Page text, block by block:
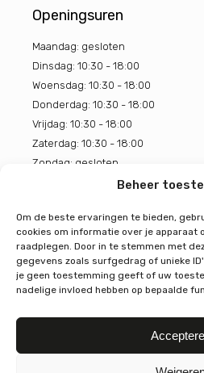
Beheer
Om de beste ervaringen te bieden,
cookies om informatie over je apparaat
raadplegen. Door in te stemmen met
gegevens zoals surfgedrag of unieke
je geen toestemming geeft of uw
nadelige invloed hebben op bepaalde
Openingsuren
Maandag: gesloten
Dinsdag: 10:30 - 18:00
Woensdag: 10:30 - 18:00
Donderdag: 10:30 - 18:00
Vrijdag: 10:30 - 18:00
Zaterdag: 10:30 - 18:00
Zondag: gesloten
BOON
4.7
Gebaseerd op 319
powered byGoogl
beoordeel ons op